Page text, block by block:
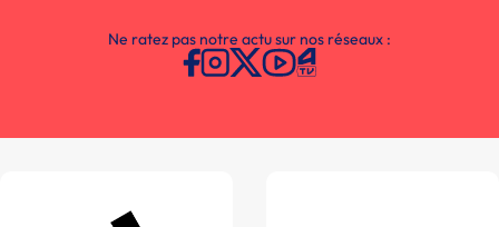
Ne ratez pas notre actu sur nos réseaux :